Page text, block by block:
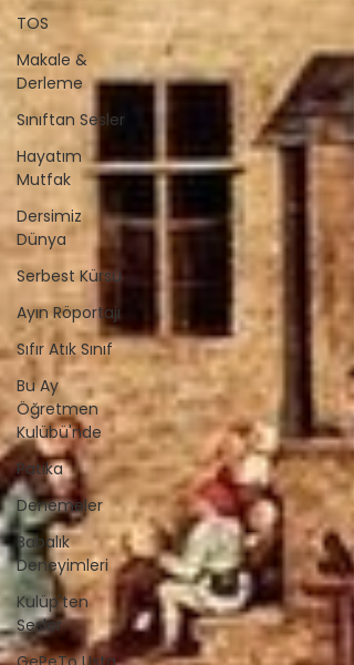
TOS
Makale &
Derleme
Sınıftan Sesler
Hayatım
Mutfak
Dersimiz
Dünya
Serbest Kürsü
Ayın Röportajı
Sıfır Atık Sınıf
Bu Ay
Öğretmen
Kulübü'nde
Patika
Denemeler
Babalık
Deneyimleri
Kulüp'ten
Sesler